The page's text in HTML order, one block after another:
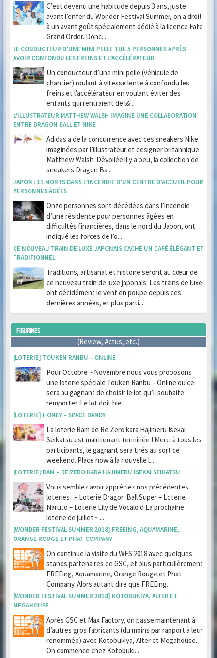
C’est devenu une habitude depuis 3 ans, juste
avant l’enfer du Wonder Festival Summer, on a droit
à un avant goût spécialement dédié à la licence Fate
Grand Order. Donc...
LE CONDUCTEUR D’UNE MINI PELLE TUE 5 PERSONNES APRÈS
AVOIR CONFONDU LES FREINS ET L’ACCÉLÉRATEUR
Un conducteur d’une mini pelle (véhicule de
chantier) roulant à vitesse lente à confondu les
freins et l’accélérateur en voulant éviter des
enfants qui rentraient de l&...
L’ILLUSTRATEUR MATTHEW WALSH IMAGINE UNE COLLABORATION
ENTRE DRAGON BALL ET NIKE
Adidas a de la concurrence avec ces sneakers Nike
imaginées par l’illustrateur et designer britannique
Matthew Walsh. Dévoilée il y a peu, la collection de
sneakers Dragon Ba...
JAPON : 11 MORTS DANS L’INCENDIE D’UN CENTRE D’ACCUEIL POUR
PERSONNES ÂGÉES
Onze personnes sont décédées dans l’incendie
d’une résidence pour personnes âgées en
difficultés financières, dans le nord du Japon, ont
indiqué les forces de l’o...
CE NOUVEAU TRAIN DE LUXE JAPONAIS CACHE UN CAFÉ ÉLÉGANT ET
TRADITIONNEL
Traditions, artisanat et histoire seront au cœur de
ce nouveau train de luxe japonais. Les trains de luxe
ont décidément le vent en poupe depuis ces
dernières années, et plus parti...
FIGURINES
(Review, Actus, etc.)
[LOTERIE] TOUKEN RANBU – ONLINE
Pour Octobre ~ Novembre nous vous proposons
une loterie spéciale Touken Ranbu – Online ou ce
sera au gagnant de choisir le lot qu’il souhaite
remporter. Le lot doit bie...
[LOTERIE] HONEY – SPACE DANDY
La loterie Ram de Re:Zero kara Hajimeru Isekai
Seikatsu est maintenant terminée ! Merci à tous les
participants, le gagnant sera tirés au sort ce
weekend. Place now à la nouvelle l...
[LOTERIE] RAM – RE:ZERO KARA HAJIMERU ISEKAI SEIKATSU
Vous semblez avoir appréciez nos précédentes
loteries : – Loterie Dragon Ball Super – Loterie
Naruto – Loterie Lily de Vocaloid La prochaine
loterie de juillet ~ ...
[WONDER FESTIVAL SUMMER 2018] FREEING, AQUAMARINE,
ORANGE ROUGE ET PHAT COMPANY
On continue la visite du WFS 2018 avec quelques
stands partenaires de GSC, et plus particulièrement
FREEing, Aquamarine, Orange Rouge et Phat
Company. Alors autant dire que FREEing...
[WONDER FESTIVAL SUMMER 2018] KOTOBUKIYA, ALTER ET
MEGAHOUSE
Après GSC et Max Factory, on passe maintenant à
d’autres gros fabricants (du moins par rapport à leur
renommée) avec Kotobukiya, Alter et Megahouse.
On commence chez Kotobuki...